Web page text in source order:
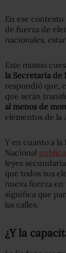
En ese
de fuerza de
nacionales,
Este mismo
la Secretaría de
respondió que,
que serán
al menos de
elementos de la
Y en cuanto a la
Nacional
leyes
que todos sus
nueva fuerza en
significa que
las calles.
¿Y la